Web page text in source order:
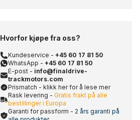
Hvorfor kjøpe fra oss?
Kundeservice - +45 60 17 81 50
WhatsApp - +45 60 17 81 50
E-post - info@finaldrive-
trackmotors.com
Prismatch - klikk her for å lese mer
Rask levering - Gratis frakt på alle
bestillinger i Europa
Garanti for passform - 2 års garanti på